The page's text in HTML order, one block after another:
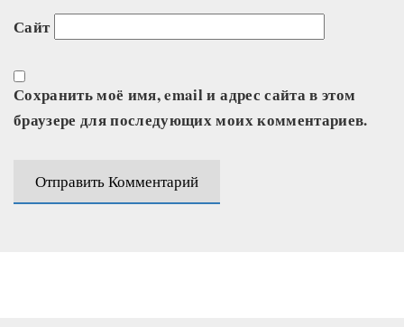
Сайт
Сохранить моё имя, email и адрес сайта в этом
браузере для последующих моих комментариев.